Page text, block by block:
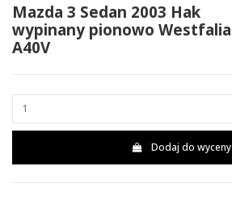
Mazda 3 Sedan 2003 Hak
wypinany pionowo Westfalia
A40V
Dodaj do wyceny